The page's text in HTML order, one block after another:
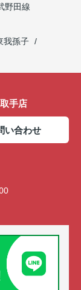
野田線
我孫子
手店
い合わせ